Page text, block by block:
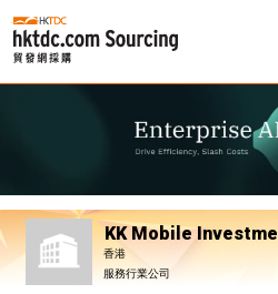
KK Mobile
香港
服務行業公司